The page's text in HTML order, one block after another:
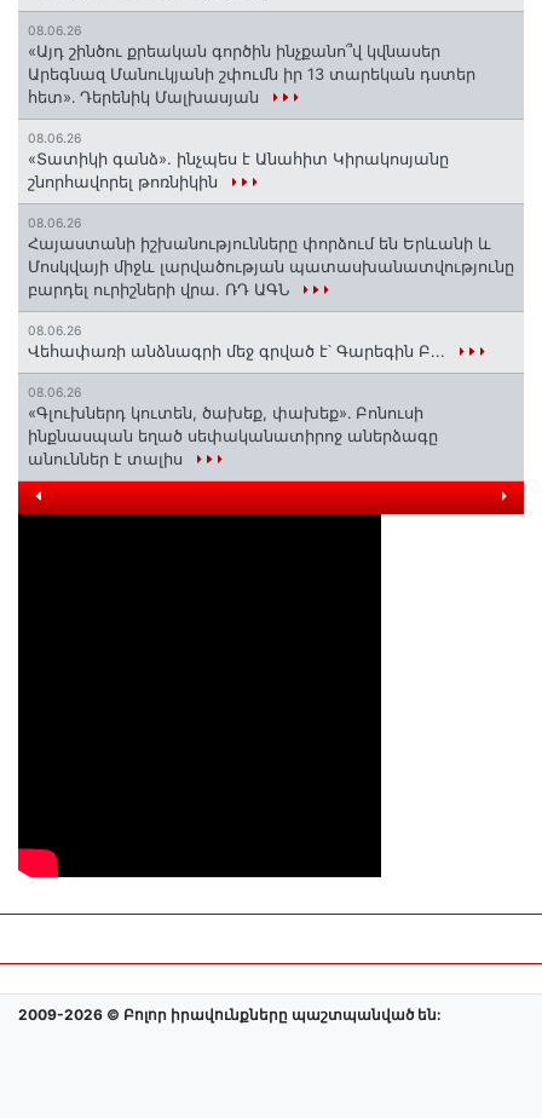
08.06.26
«Այդ շինծու քրեական գործին ինչքանո՞վ կվնասեր
Արեգնազ Մանուկյանի շփումն իր 13 տարեկան դստեր
հետ»․ Դերենիկ Մալխասյան
08.06.26
«Տատիկի գանձ». ինչպես է Անահիտ Կիրակոսյանը
շնորհավորել թոռնիկին
08.06.26
Հայաստանի իշխանությունները փորձում են Երևանի և
Մոսկվայի միջև լարվածության պատասխանատվությունը
բարդել ուրիշների վրա. ՌԴ ԱԳՆ
08.06.26
Վեհափառի անձնագրի մեջ գրված է՝ Գարեգին Բ...
08.06.26
«Գլուխներդ կուտեն, ծախեք, փախեք»․ Բոնուսի
ինքնասպան եղած սեփականատիրոջ աներձագը
անուններ է տալիս
2009-2026 © Բոլոր իրավունքները պաշտպանված են: